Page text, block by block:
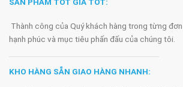
SẢN PHẨM TỐT GIÁ TỐT:
Thành công của Quý khách hàng trong từng
hạnh phúc và mục tiêu phấn đấu của chúng tôi.
KHO HÀNG SẴN GIAO HÀNG NHANH: